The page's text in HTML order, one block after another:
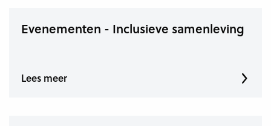
Evenementen - Inclusieve samenleving
Lees meer